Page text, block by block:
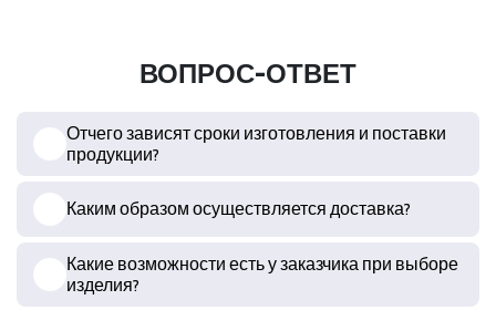
ВОПРОС-ОТВЕТ
Отчего зависят сроки изготовления и поставки
продукции?
Каким образом осуществляется доставка?
Какие возможности есть у заказчика при выборе
изделия?